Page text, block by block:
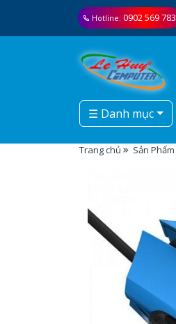
Hotline: 0902 569 783
☰ Danh mục
Trang chủ Sản Phẩm